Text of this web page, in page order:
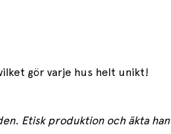
gör varje hus helt unikt!
Etisk produktion och äkta